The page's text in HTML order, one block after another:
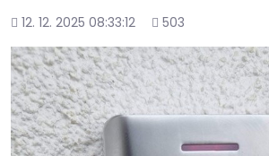
Přidáno
12. 12. 2025 08:33:12
Počet
503